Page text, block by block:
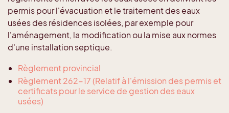
permis pour l'évacuation et le traitement des eaux
usées des résidences isolées, par exemple pour
l'aménagement, la modification ou la mise aux normes
d'une installation septique.
Règlement provincial
Règlement 262-17 (Relatif à l'émission des permis et
certificats pour le service de gestion des eaux
usées)